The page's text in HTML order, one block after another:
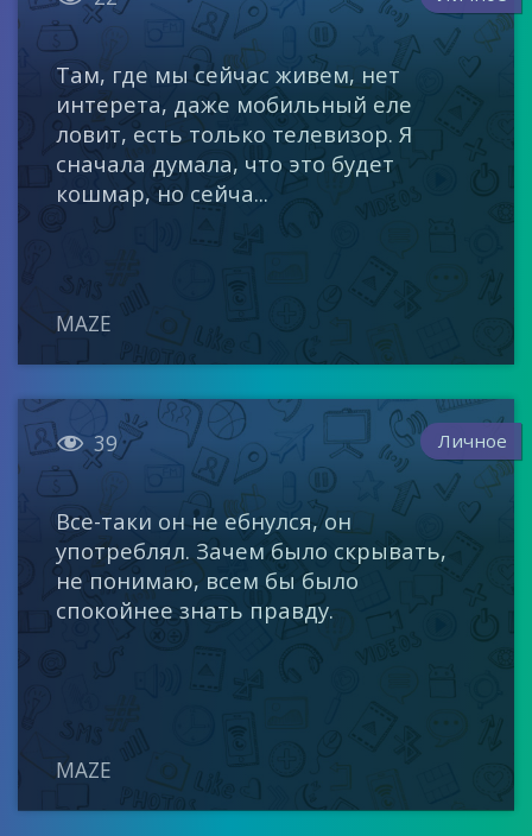
Там, где мы сейчас живем, нет
интерета, даже мобильный еле
ловит, есть только телевизор. Я
сначала думала, что это будет
кошмар, но сейча...
MAZE
 39 Личное
Все-таки он не ебнулся, он
употреблял. Зачем было скрывать,
не понимаю, всем бы было
спокойнее знать правду.
MAZE